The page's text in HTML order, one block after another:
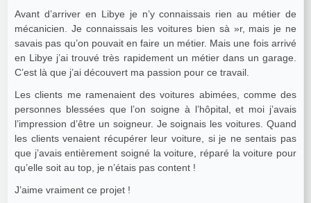
Avant d’arriver en Libye je n’y connaissais rien au métier de
mécanicien. Je connaissais les voitures bien sà »r, mais je ne
savais pas qu’on pouvait en faire un métier. Mais une fois arrivé
en Libye j’ai trouvé très rapidement un métier dans un garage.
C’est là que j’ai découvert ma passion pour ce travail.
Les clients me ramenaient des voitures abimées, comme des
personnes blessées que l’on soigne à l’hôpital, et moi j’avais
l’impression d’être un soigneur. Je soignais les voitures. Quand
les clients venaient récupérer leur voiture, si je ne sentais pas
que j’avais entièrement soigné la voiture, réparé la voiture pour
qu’elle soit au top, je n’étais pas content !
J’aime vraiment ce projet !